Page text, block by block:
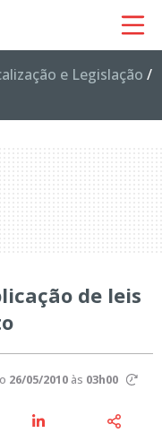
e Legislação /
de leis
26/05/2010às 03h00